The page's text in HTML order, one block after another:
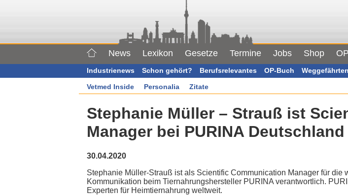
News Lexikon Gesetze Termine Jobs Shop
Industrienews Schon gehört? Berufsrelevantes OP-Buch Weggefährten
Vetmed Inside Personalia Zitate
Stephanie Müller – Strauß ist
Manager bei PURINA Deutschland
30.04.2020
Stephanie Müller-Strauß ist als Scientific Communication Manager für die
Kommunikation beim Tiernahrungshersteller PURINA verantwortlich.
Experten für Heimtiernahrung weltweit.